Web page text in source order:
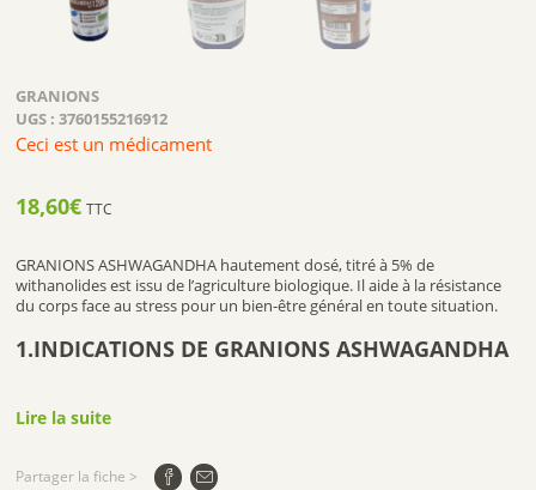
GRANIONS
UGS :3760155216912
Ceci est un médicament
18,60€ TTC
GRANIONS ASHWAGANDHA hautement dosé, titré à 5% de
withanolides est issu de l’agriculture biologique. Il aide à la résistance
du corps face au stress pour un bien-être général en toute situation.
1.INDICATIONS DE GRANIONS ASHWAGANDHA
GRANIONS ASHWAGANDHA , hautement titré en withanolides,
démontré son activité sur la fertilité, la mémoire, les performances
Lire la suite
Partager la fiche >